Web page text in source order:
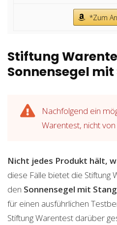
*Zum
Stiftung
Sonnensegel
Nachfolgend ein
Warentest, nicht
Nicht jedes Produkt hält,
diese Fälle bietet die Stiftung
den Sonnensegel mit
für einen ausführlichen
Stiftung Warentest darüber